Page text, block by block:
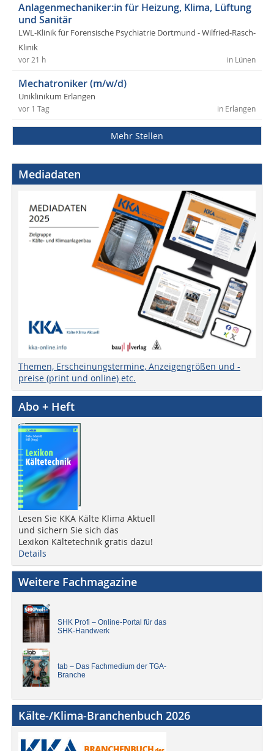
Anlagenmechaniker:in für Heizung, Klima, Lüftung
und Sanitär
LWL-Klinik für Forensische Psychiatrie Dortmund - Wilfried-Rasch-
Klinik
in Lünen
vor 21 h
Mechatroniker (m/w/d)
Uniklinikum Erlangen
in Erlangen
vor 1 Tag
Mehr Stellen
Mediadaten
Themen, Erscheinungstermine, Anzeigengrößen und -
preise (print und online) etc.
Abo + Heft
Lesen Sie KKA Kälte Klima Aktuell
und sichern Sie sich das
Lexikon Kältetechnik gratis dazu!
Details
Weitere Fachmagazine
SHK Profi – Online-Portal für das
SHK-Handwerk
tab – Das Fachmedium der TGA-
Branche
Kälte-/Klima-Branchenbuch 2026